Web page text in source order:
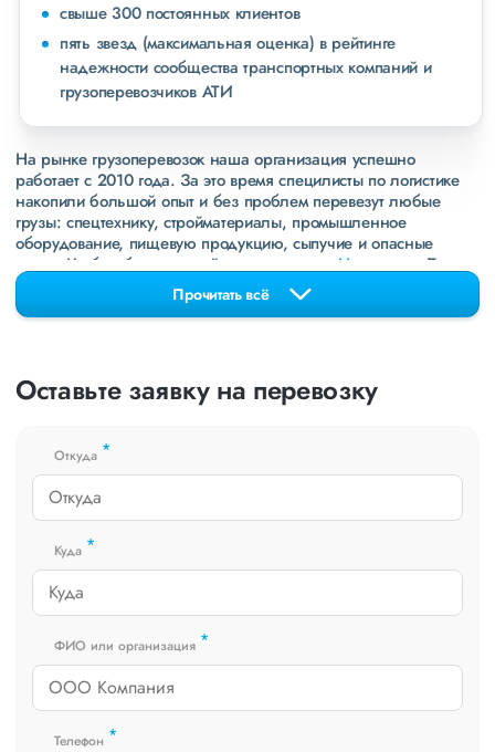
свыше 300 постоянных клиентов
пять звезд (максимальная оценка) в рейтинге
надежности сообщества транспортных компаний и
грузоперевозчиков АТИ
На рынке грузоперевозок наша организация успешно
работает с 2010 года. За это время специлисты по логистике
накопили большой опыт и без проблем перевезут любые
грузы: спецтехнику, стройматериалы, промышленное
оборудование, пищевую продукцию, сыпучие и опасные
грузы. Чтобы убедиться зайдите в раздел
«Наш опыт»
. Там
свежие примеры перевозок, которые обновляются несколько
раз в неделю. Также недавно мы запустили новые
направления вДНРиЛНР. Предоставляем все стандартные
экспедирование. За каждым клиентом закреплен менеджер,
который сообщит о текущем статусе вашего груза. Чтобы
сайте или звоните по номеру
РФ).
Прочитать всё
Оставьте заявку на перевозку
Откуда *
Куда *
ФИО или организация *
Телефон *